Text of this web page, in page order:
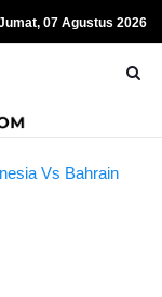
07 Agustus 2026
Vs Bahrain
"Merdeka"